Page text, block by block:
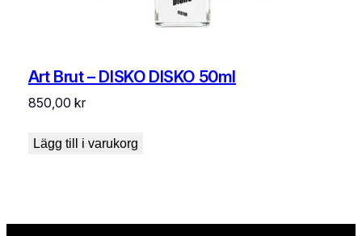
Art Brut – DISKO DISKO 50ml
850,00 kr
Lägg till i varukorg